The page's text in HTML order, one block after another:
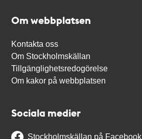
Om webbplatsen
Kontakta oss
Om Stockholmskällan
Tillgänglighetsredogörelse
Om kakor på webbplatsen
Sociala medier
Stockholmskällan på Facebook